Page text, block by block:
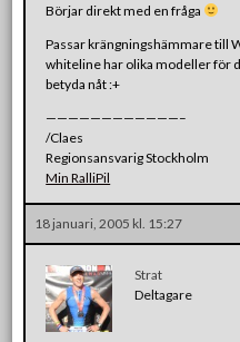
Börjar direkt med en fråga
Passar krängningshämmare till
whiteline har olika modeller för
betyda nåt :+
————————————–
/Claes
Regionsansvarig Stockholm
Min RalliPil
18 januari, 2005 kl. 15:27
Strat
Deltagare